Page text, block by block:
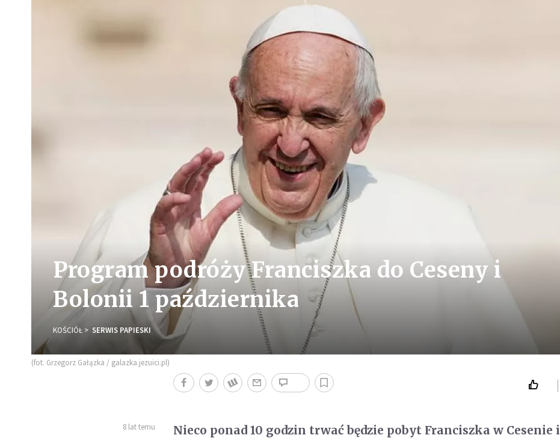
Program podróży Franciszka do Ceseny i
Bolonii 1 października
KOŚCIÓŁ SERWIS PAPIESKI
(fot. Grzegorz Gałązka / galazka.jezuici.pl)
8 lat temu
Nieco ponad 10 godzin trwać będzie pobyt Franciszka w Cesenie i